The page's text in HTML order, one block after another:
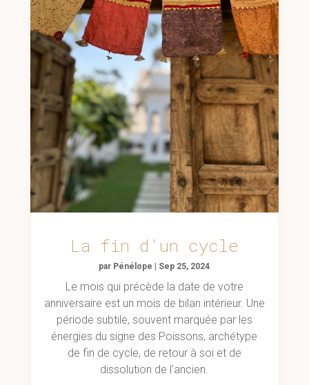
La fin d’un cycle
par Pénélope Sep 25, 2024
Le mois qui précède la date de votre
anniversaire est un mois de bilan intérieur. Une
période subtile, souvent marquée par les
énergies du signe des Poissons, archétype
de fin de cycle, de retour à soi et de
dissolution de l’ancien.